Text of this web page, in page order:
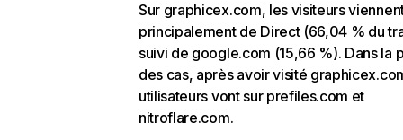
Sur graphicex.com, les visiteurs
principalement de Direct (66,04 % du
suivi de google.com (15,66 %). Dans la
des cas, après avoir visité
utilisateurs vont sur prefiles.com et
nitroflare.com.